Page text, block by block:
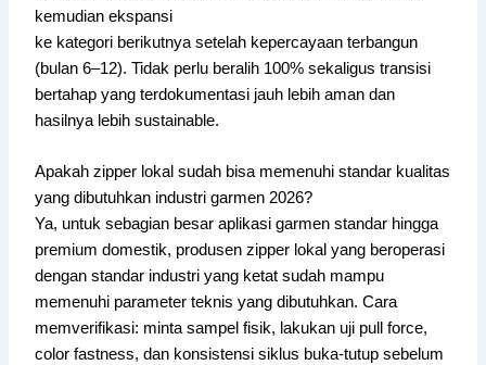
kemudian ekspansi
ke kategori berikutnya setelah kepercayaan terbangun
(bulan 6–12). Tidak perlu beralih 100% sekaligus transisi
bertahap yang terdokumentasi jauh lebih aman dan
hasilnya lebih sustainable.
Apakah zipper lokal sudah bisa memenuhi standar kualitas
yang dibutuhkan industri garmen 2026?
Ya, untuk sebagian besar aplikasi garmen standar hingga
premium domestik, produsen zipper lokal yang beroperasi
dengan standar industri yang ketat sudah mampu
memenuhi parameter teknis yang dibutuhkan. Cara
memverifikasi: minta sampel fisik, lakukan uji pull force,
color fastness, dan konsistensi siklus buka-tutup sebelum